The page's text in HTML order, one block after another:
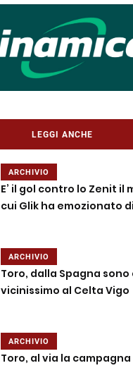
LEGGI ANCHE
ARCHIVIO
E’ il gol contro lo Zenit il
cui Glik ha emozionato
ARCHIVIO
Toro, dalla Spagna
vicinissimo al Celta Vigo
ARCHIVIO
Toro, al via la